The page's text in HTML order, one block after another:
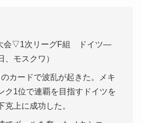
会▽1次リーグF組 ドイツ―
、モスクワ）
カードで波乱が起きた。メキ
ク1位で連覇を目指すドイツを
上に成功した。